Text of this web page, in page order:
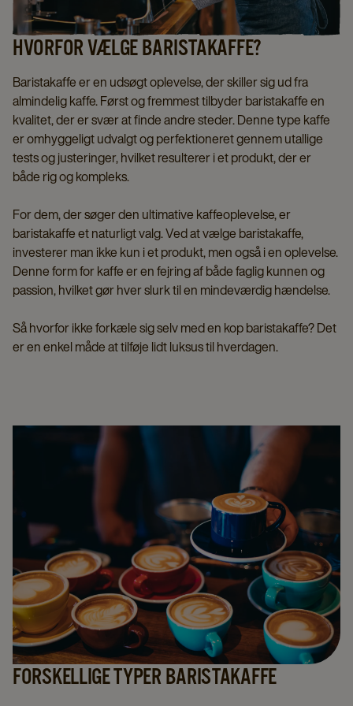
HVORFOR VÆLGE BARISTAKAFFE?
Baristakaffe er en udsøgt oplevelse, der skiller sig ud fra
almindelig kaffe. Først og fremmest tilbyder baristakaffe en
kvalitet, der er svær at finde andre steder. Denne type kaffe
er omhyggeligt udvalgt og perfektioneret gennem utallige
tests og justeringer, hvilket resulterer i et produkt, der er
både rig og kompleks.
For dem, der søger den ultimative kaffeoplevelse, er
baristakaffe et naturligt valg. Ved at vælge baristakaffe,
investerer man ikke kun i et produkt, men også i en oplevelse.
Denne form for kaffe er en fejring af både faglig kunnen og
passion, hvilket gør hver slurk til en mindeværdig hændelse.
Så hvorfor ikke forkæle sig selv med en kop baristakaffe? Det
er en enkel måde at tilføje lidt luksus til hverdagen.
FORSKELLIGE TYPER BARISTAKAFFE